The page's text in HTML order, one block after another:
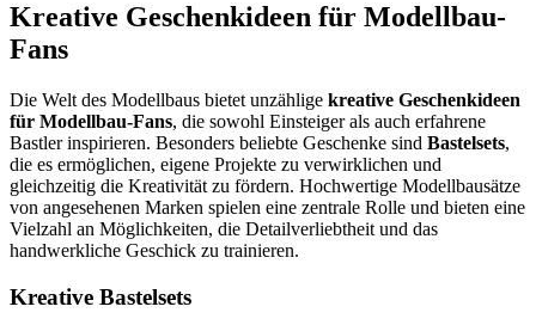
Kreative Geschenkideen für Modellbau-
Fans
Die Welt des Modellbaus bietet unzählige kreative Geschenkideen
für Modellbau-Fans, die sowohl Einsteiger als auch erfahrene
Bastler inspirieren. Besonders beliebte Geschenke sind Bastelsets,
die es ermöglichen, eigene Projekte zu verwirklichen und
gleichzeitig die Kreativität zu fördern. Hochwertige Modellbausätze
von angesehenen Marken spielen eine zentrale Rolle und bieten eine
Vielzahl an Möglichkeiten, die Detailverliebtheit und das
handwerkliche Geschick zu trainieren.
Kreative Bastelsets